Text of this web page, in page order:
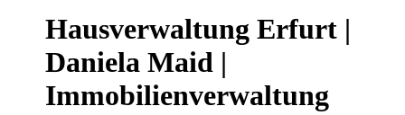
Hausverwaltung Erfurt |
Daniela Maid |
Immobilienverwaltung